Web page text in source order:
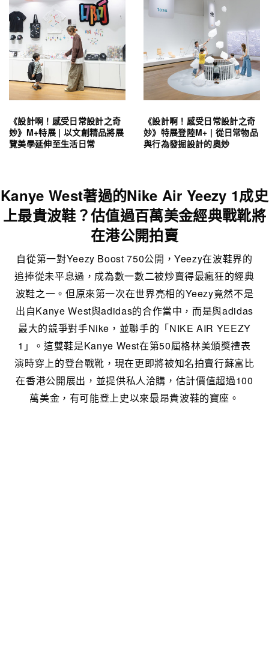
《設計啊！感受日常設計之奇
妙》M+特展 | 以文創精品將展
覽美學延伸至生活日常
《設計啊！感受日常設計之奇
妙》特展登陸M+ | 從日常物品
與行為發掘設計的奧妙
Kanye West著過的Nike Air Yeezy 1成史
上最貴波鞋？估值過百萬美金經典戰靴將
在港公開拍賣
自從第一對Yeezy Boost 750公開，Yeezy在波鞋界的
追捧從未平息過，成為數一數二被炒賣得最瘋狂的經典
波鞋之一。但原來第一次在世界亮相的Yeezy竟然不是
出自Kanye West與adidas的合作當中，而是與adidas
最大的競爭對手Nike，並聯手的「NIKE AIR YEEZY
1」。這雙鞋是Kanye West在第50屆格林美頒獎禮表
演時穿上的登台戰靴，現在更即將被知名拍賣行蘇富比
在香港公開展出，並提供私人洽購，估計價值超過100
萬美金，有可能登上史以來最昂貴波鞋的寶座。